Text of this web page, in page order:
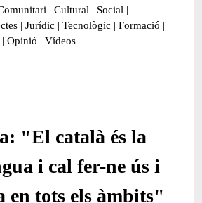
| Cultural | Social |
| Jurídic | Tecnològic | Formació |
| Opinió | Vídeos
"El català és la
i cal fer-ne ús i
en tots els àmbits"